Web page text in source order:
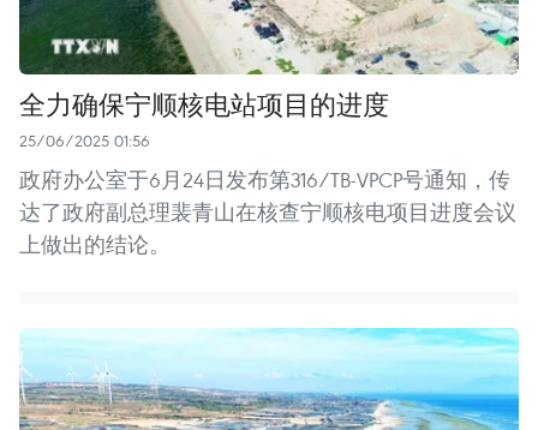
全力确保宁顺核电站项目的进度
25/06/2025 01:56
政府办公室于6月24日发布第316/TB-VPCP号通知，传
达了政府副总理裴青山在核查宁顺核电项目进度会议
上做出的结论。